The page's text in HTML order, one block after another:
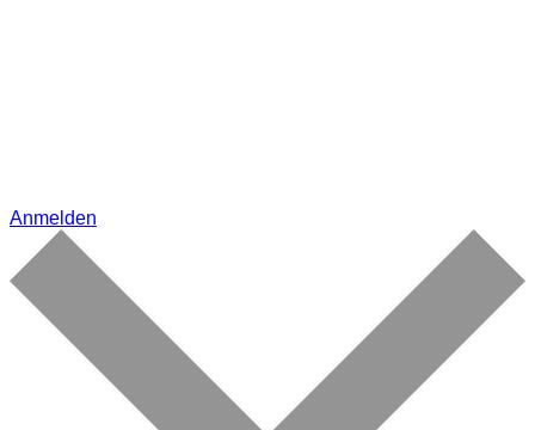
Anmelden